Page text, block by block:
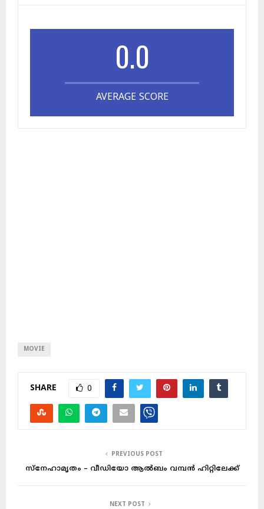
0.0
AVERAGE SCORE
MOVIE
SHARE 0
PREVIOUS POST
സ്നേഹാമൃതം – വീഡിയോ ആൽബം വമ്പൻ ഹിറ്റിലേക്ക്
NEXT POST